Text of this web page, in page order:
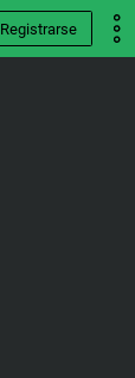
Registrarse